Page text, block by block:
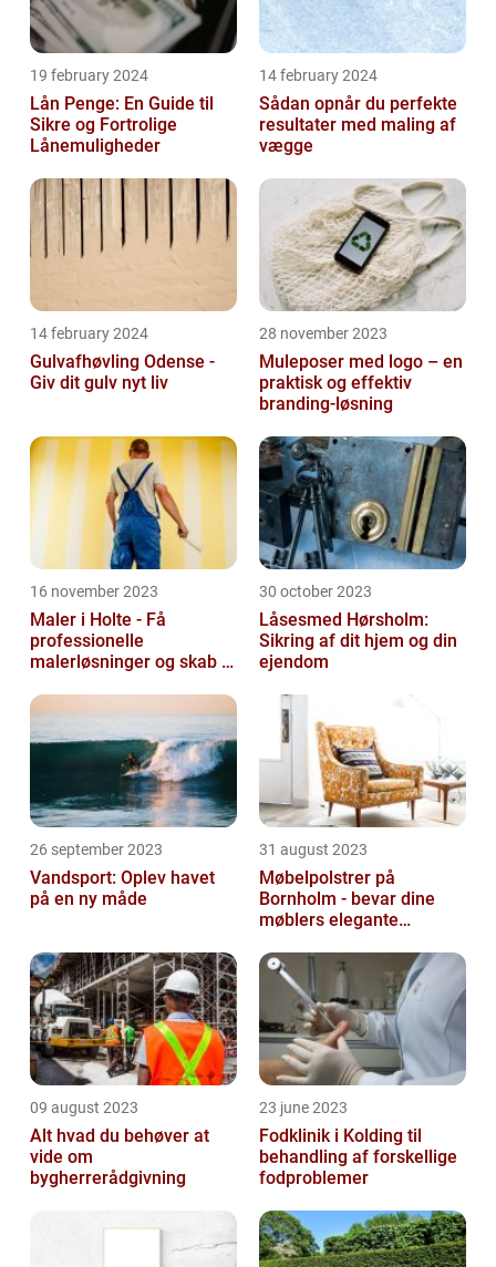
19 february 2024
Lån Penge: En Guide til
Sikre og Fortrolige
Lånemuligheder
14 february 2024
Sådan opnår du perfekte
resultater med maling af
vægge
14 february 2024
Gulvafhøvling Odense -
Giv dit gulv nyt liv
28 november 2023
Muleposer med logo – en
praktisk og effektiv
branding-løsning
16 november 2023
Maler i Holte - Få
professionelle
malerløsninger og skab et
30 october 2023
Låsesmed Hørsholm:
Sikring af dit hjem og din
ejendom
26 september 2023
Vandsport: Oplev havet
på en ny måde
31 august 2023
Møbelpolstrer på
Bornholm - bevar dine
møblers elegante
09 august 2023
Alt hvad du behøver at
vide om
bygherrerådgivning
23 june 2023
Fodklinik i Kolding til
behandling af forskellige
fodproblemer